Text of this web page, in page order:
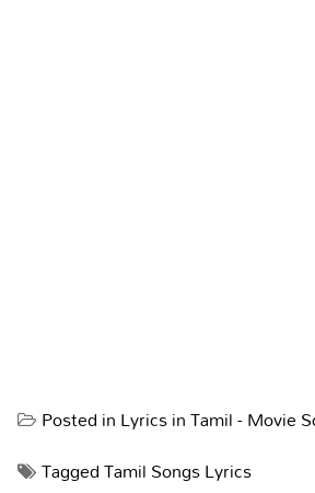
Posted inLyrics in Tamil - Movie
TaggedTamil Songs Lyrics